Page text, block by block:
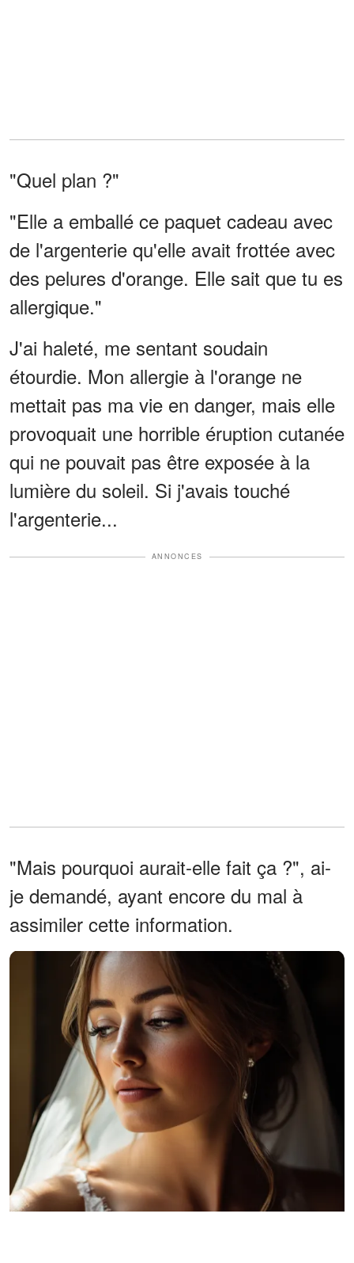
"Quel plan ?"
"Elle a emballé ce paquet cadeau avec
de l'argenterie qu'elle avait frottée avec
des pelures d'orange. Elle sait que tu es
allergique."
J'ai haleté, me sentant soudain
étourdie. Mon allergie à l'orange ne
mettait pas ma vie en danger, mais elle
provoquait une horrible éruption cutanée
qui ne pouvait pas être exposée à la
lumière du soleil. Si j'avais touché
l'argenterie...
ANNONCES
"Mais pourquoi aurait-elle fait ça ?", ai-
je demandé, ayant encore du mal à
assimiler cette information.